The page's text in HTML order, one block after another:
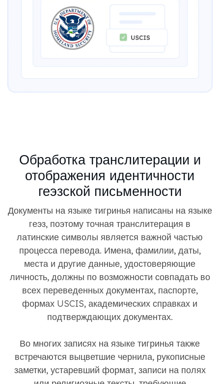
Обработка транслитерации и
отображения идентичности
геэзской письменности
Документы на языке тигринья написаны на языке
геэз, поэтому точная транслитерация в
латинские символы является важной частью
процесса перевода. Имена, фамилии, даты,
места и другие данные, удостоверяющие
личность, должны по возможности совпадать во
всех переведенных документах, паспорте,
формах USCIS, академических справках и
подтверждающих документах.
Во многих записях на языке тигринья также
встречаются выцветшие чернила, рукописные
заметки, устаревший формат, записи на полях